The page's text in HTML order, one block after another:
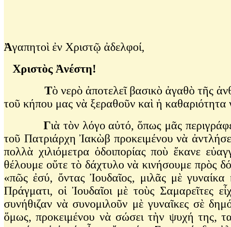
Ἀγαπητοὶ ἐν Χριστῷ ἀδελφοί,
Χριστὸς Ἀνέστη!
Tὸ νερὸ ἀποτελεῖ βασικὸ ἀγαθὸ τῆς
τοῦ κήπου μας νὰ ξεραθοῦν καὶ ἡ καθαριότητα
Γιὰ τὸν λόγο αὐτό, ὅπως μᾶς
τοῦ Πατριάρχη Ἰακὼβ προκειμένου νὰ
πολλὰ χιλιόμετρα ὁδοιπορίας ποὺ ἔκανε
θέλουμε οὔτε τὸ δάχτυλο νὰ κινήσουμε πρὸς
«πῶς ἐσύ, ὄντας Ἰουδαῖος, μιλᾶς μὲ γυναίκα
Πράγματι, οἱ Ἰουδαῖοι μὲ τοὺς Σαμαρεῖτες
συνήθιζαν νὰ συνομιλοῦν μὲ γυναῖκες σὲ
ὅμως, προκειμένου νὰ σώσει τὴν ψυχή της,